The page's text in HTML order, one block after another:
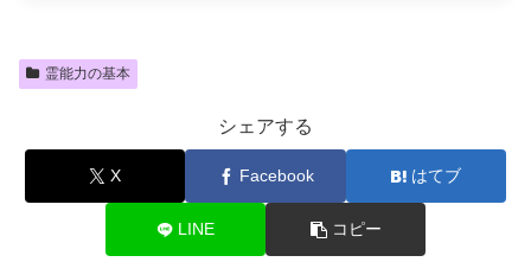
霊能力の基本
シェアする
X Facebook はてブ
LINE コピー